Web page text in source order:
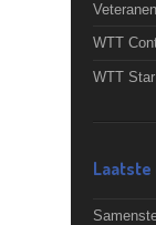
Veteranen
WTT
WTT